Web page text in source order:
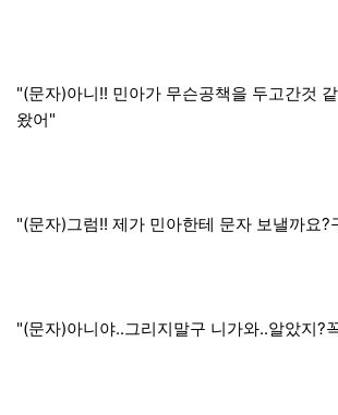
"(문자)아니!! 민아가 무슨공책을 두고간것
왔어"
"(문자)그럼!! 제가 민아한테 문자 보낼까요?
"(문자)아니야..그리지말구 니가와..알았지?